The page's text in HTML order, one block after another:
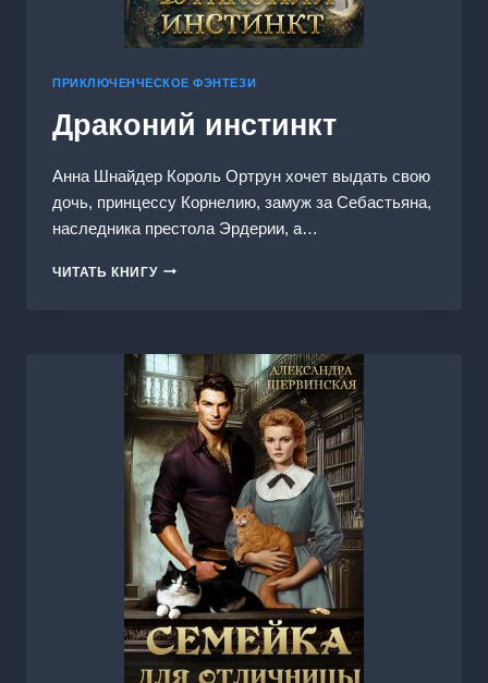
ПРИКЛЮЧЕНЧЕСКОЕ ФЭНТЕЗИ
Драконий инстинкт
Анна Шнайдер Король Ортрун хочет выдать свою
дочь, принцессу Корнелию, замуж за Себастьяна,
наследника престола Эрдерии, а…
ЧИТАТЬ КНИГУДРАКОНИЙ